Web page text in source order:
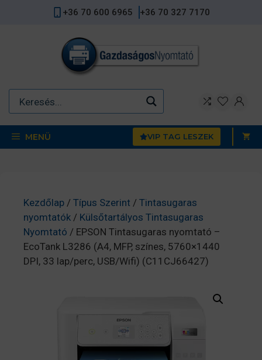
+36 70 600 6965 +36 70 327 7170
MENÜ VIP TAG LESZEK
Kezdőlap / Típus Szerint / Tintasugaras
nyomtatók / Külsőtartályos Tintasugaras
Nyomtató / EPSON Tintasugaras nyomtató –
EcoTank L3286 (A4, MFP, színes, 5760×1440
DPI, 33 lap/perc, USB/Wifi) (C11CJ66427)